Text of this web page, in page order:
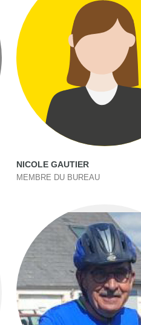
NICOLE GAUTIER
MEMBRE DU BUREAU